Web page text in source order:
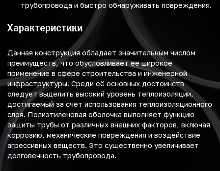
трубопровода и быстро обнаруживать повреждения.
Характеристики
Данная конструкция обладает значительным числом
преимуществ, что обусловливает её широкое
применение в сфере строительства и инженерной
инфраструктуры. Среди её основных достоинств
следует выделить высокий уровень теплоизоляции,
достигаемый за счёт использования теплоизоляционного
слоя. Полиэтиленовая оболочка выполняет функцию
защиты трубы от различных внешних факторов, включая
коррозию, механические повреждения и воздействие
агрессивных веществ. Это существенно увеличивает
долговечность трубопровода.